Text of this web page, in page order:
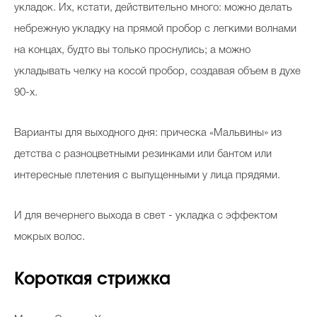
укладок. Их, кстати, действительно много: можно делать
небрежную укладку на прямой пробор с легкими волнами
на концах, будто вы только проснулись; а можно
укладывать челку на косой пробор, создавая объем в духе
90-х.
Варианты для выходного дня: прическа «Мальвины» из
детства с разноцветными резинками или бантом или
интересные плетения с выпущенными у лица прядями.
И для вечернего выхода в свет - укладка с эффектом
мокрых волос.
Короткая стрижка